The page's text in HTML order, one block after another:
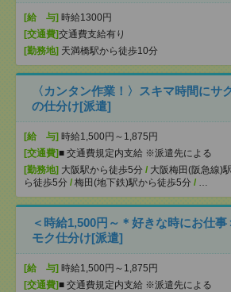
[給 与] 時給1300円
[交通費]交通費支給有り
[勤務地] 天満橋駅から徒歩10分
〈カンタン作業！〉スキマ時間にサ
の仕分け[派遣]
[給 与] 時給1,500円～1,875円
[交通費]■ 交通費規定内支給 ※派遣先による
[勤務地] 大阪駅から徒歩5分 / 大阪梅田(阪急線)
ら徒歩5分 / 梅田(地下鉄)駅から徒歩5分 / …
＜時給1,500円～＊好きな時にお仕
モク仕分け[派遣]
[給 与] 時給1,500円～1,875円
[交通費]■ 交通費規定内支給 ※派遣先による